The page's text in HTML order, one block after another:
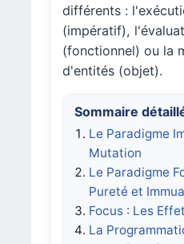
différents :
(impératif),
(fonctionnel) ou la
d'entités (objet).
Sommaire
Le Paradigme
Mutation
Le Paradigme
Pureté et
Focus : Les
La